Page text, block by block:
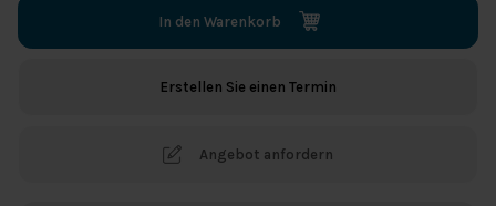
In den Warenkorb
Erstellen Sie einen Termin
Angebot anfordern